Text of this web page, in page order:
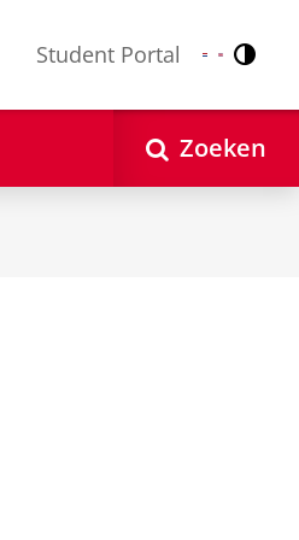
Student Portal Nederlands
English
Zoeken